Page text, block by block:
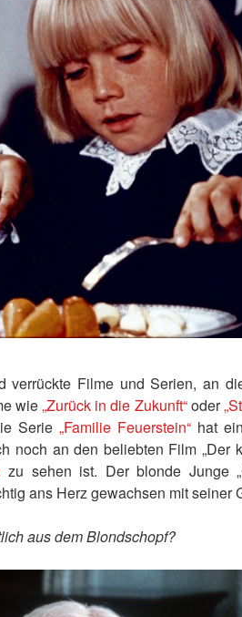
verrückte Filme und Serien, an
wie„Zurück in die Zukunft“oder
Serie „Familie Feuerstein“ hat
noch an den beliebten Film „Der
zu sehen ist. Der blonde Junge
ans Herz gewachsen mit seiner
aus dem Blondschopf?